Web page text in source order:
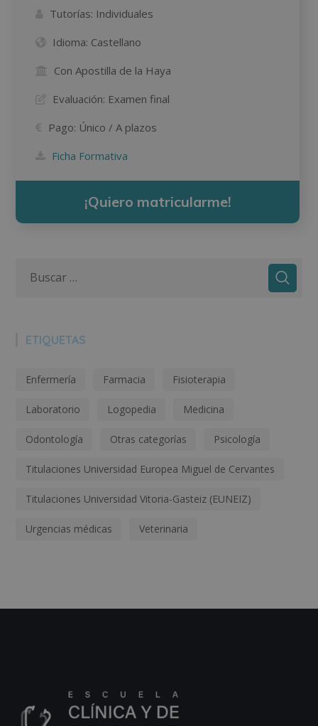
Tutorías: Individuales
Idioma: Castellano
Con Apostilla de la Haya
Evaluación: Examen final
Pago: Único / A plazos
Ficha Formativa
¡Quiero matricularme!
ETIQUETAS
Enfermería Farmacia Fisioterapia
Laboratorio Logopedia Medicina
Odontología Otras categorías Psicología
Titulaciones Universidad Europea Miguel de Cervantes
Titulaciones Universidad Vitoria-Gasteiz (EUNEIZ)
Urgencias médicas Veterinaria